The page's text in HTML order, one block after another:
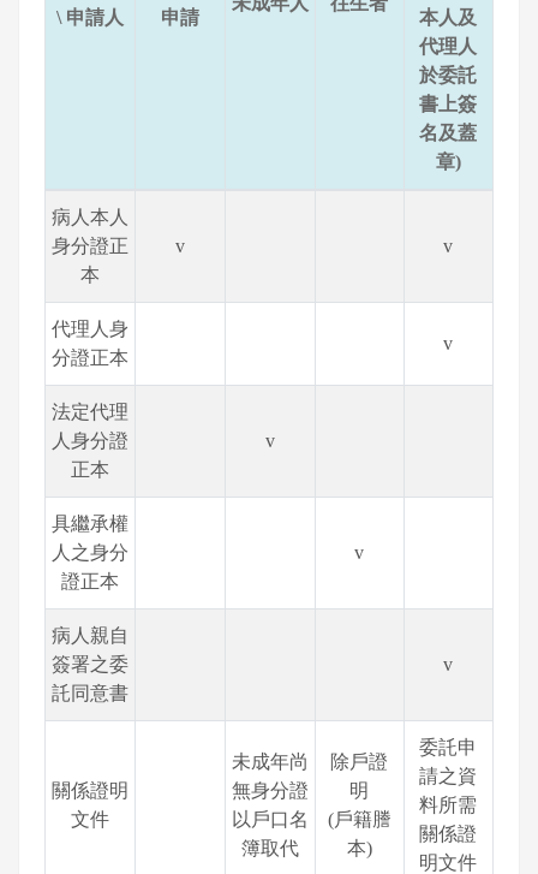
\ 申請人 申請
本人及
代理人
於委託
書上簽
名及蓋
章)
病人本人
身分證正
本
v v
代理人身
分證正本
v
法定代理
人身分證
正本
v
具繼承權
人之身分
證正本
v
病人親自
簽署之委
託同意書
v
關係證明
文件
未成年尚
無身分證
以戶口名
簿取代
除戶證
明
(戶籍謄
本)
委託申
請之資
料所需
關係證
明文件